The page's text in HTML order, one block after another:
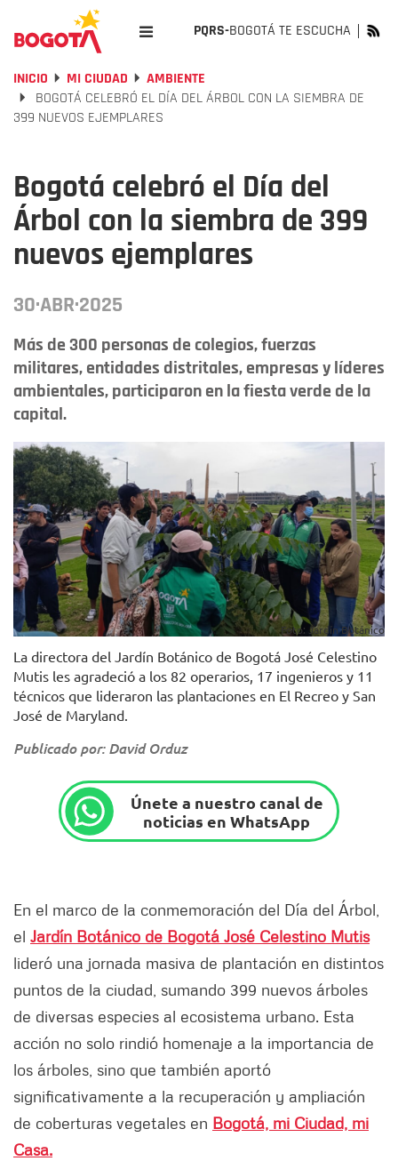
PQRS-BOGOTÁ TE ESCUCHA
INICIO MI CIUDAD
AMBIENTE
BOGOTÁ CELEBRÓ EL DÍA DEL ÁRBOL CON LA SIEMBRA DE
399 NUEVOS EJEMPLARES
Bogotá celebró el Día del
Árbol con la siembra de 399
nuevos ejemplares
30·ABR·2025
Más de 300 personas de colegios, fuerzas
militares, entidades distritales, empresas y líderes
ambientales, participaron en la fiesta verde de la
capital.
Foto: Jardín Botánico
La directora del Jardín Botánico de Bogotá José Celestino
Mutis les agradeció a los 82 operarios, 17 ingenieros y 11
técnicos que lideraron las plantaciones en El Recreo y San
José de Maryland.
Publicado por: David Orduz
Únete a nuestro canal de
noticias en WhatsApp
En el marco de la conmemoración del Día del Árbol,
el Jardín Botánico de Bogotá José Celestino Mutis
lideró una jornada masiva de plantación en distintos
puntos de la ciudad, sumando 399 nuevos árboles
de diversas especies al ecosistema urbano. Esta
acción no solo rindió homenaje a la importancia de
los árboles, sino que también aportó
significativamente a la recuperación y ampliación
de coberturas vegetales en Bogotá, mi Ciudad, mi
Casa.